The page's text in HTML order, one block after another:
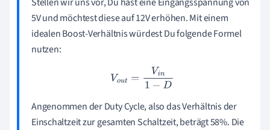
5V und möchtest diese auf 12V erhöhen. Mit einem
idealen Boost-Verhältnis würdest Du folgende Formel
nutzen:
V out= Vin1−D
Angenommen der Duty Cycle, also das Verhältnis der
Einschaltzeit zur gesamten Schaltzeit, beträgt 58%. Die